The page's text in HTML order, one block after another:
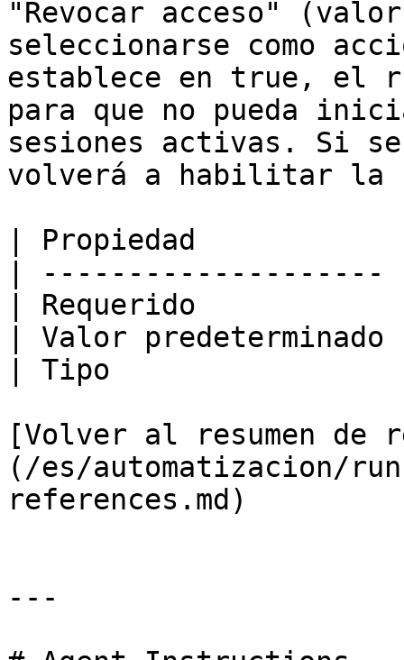
"Revocar acceso"
seleccionarse como
establece en true, el
para que no pueda
sesiones activas. Si
volverá a habilitar la
| Propiedad
|
| Requerido
| Valor
| Tipo                 |
[Volver al resumen de
(/es/automatizacion/
references.md)
---